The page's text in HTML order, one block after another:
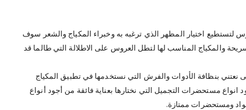
لتستطيع اختيار المظهر الذي ترغبه به وخبراء المكياج والشعر سوف
والمكياج المناسب لها لتطل العروس على الاطلالة التي طالما قد
نعتني بنظافة الأدوات والفرش التي نستخدمها في تطبيق المكياج
مستحضرات التجميل التي نختارها بعناية فائقة من أجود أنواع
ومستحضرات ممتازة.